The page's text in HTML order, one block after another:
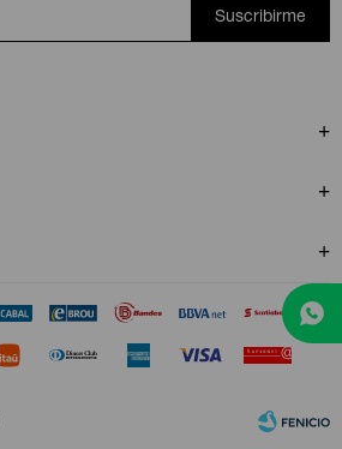
Suscribirme